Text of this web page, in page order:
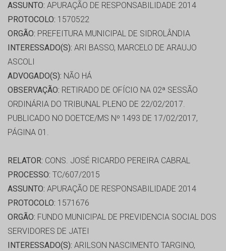
ASSUNTO: APURAÇÃO DE RESPONSABILIDADE 2014
PROTOCOLO: 1570522
ORGÃO: PREFEITURA MUNICIPAL DE SIDROLÂNDIA
INTERESSADO(S): ARI BASSO, MARCELO DE ARAUJO
ASCOLI
ADVOGADO(S): NÃO HÁ
OBSERVAÇÃO: RETIRADO DE OFÍCIO NA 02ª SESSÃO
ORDINÁRIA DO TRIBUNAL PLENO DE 22/02/2017.
PUBLICADO NO DOETCE/MS Nº 1493 DE 17/02/2017,
PÁGINA 01.
RELATOR: CONS. JOSÉ RICARDO PEREIRA CABRAL
PROCESSO: TC/607/2015
ASSUNTO: APURAÇÃO DE RESPONSABILIDADE 2014
PROTOCOLO: 1571676
ORGÃO: FUNDO MUNICIPAL DE PREVIDENCIA SOCIAL DOS
SERVIDORES DE JATEI
INTERESSADO(S): ARILSON NASCIMENTO TARGINO,